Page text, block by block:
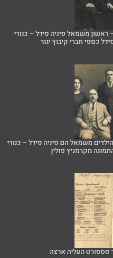
משמאל פיניה פידל – כנורי
חברי קיבוץ יגור
משמאל הם פיניה פידל – כנורי
מקרמניץ פולין
העליה ארצה